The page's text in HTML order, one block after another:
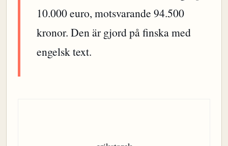
10.000 euro, motsvarande 94.500
kronor. Den är gjord på finska med
engelsk text.